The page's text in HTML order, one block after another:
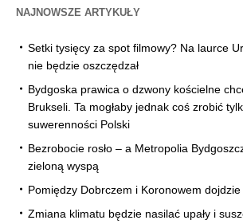
NAJNOWSZE ARTYKUŁY
Setki tysięcy za spot filmowy? Na laurce
nie będzie oszczędzał
Bydgoska prawica o dzwony kościelne
Brukseli. Ta mogłaby jednak coś zrobić
suwerenności Polski
Bezrobocie rosło – a Metropolia
zieloną wyspą
Pomiędzy Dobrczem i Koronowem
Zmiana klimatu będzie nasilać upały i